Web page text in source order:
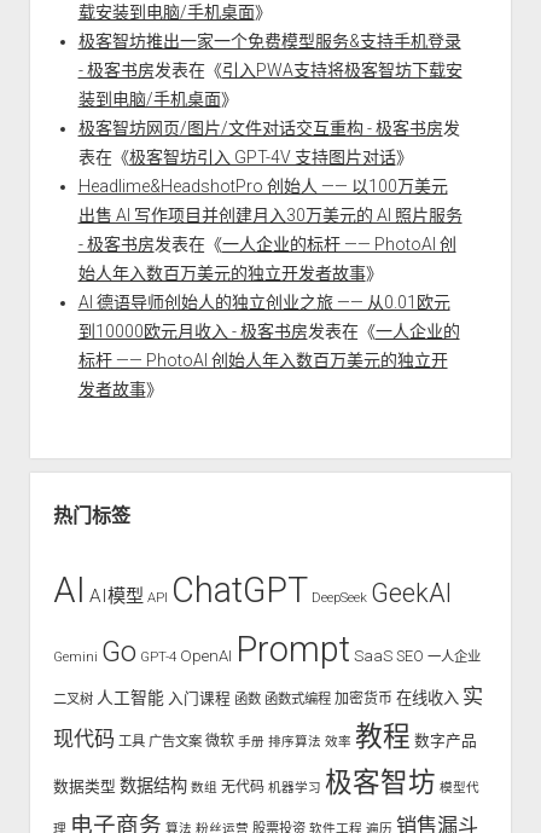
载安装到电脑/手机桌面》
极客智坊推出一家一个免费模型服务&支持手机登录
- 极客书房发表在《引入PWA支持将极客智坊下载安
装到电脑/手机桌面》
极客智坊网页/图片/文件对话交互重构 - 极客书房发
表在《极客智坊引入 GPT-4V 支持图片对话》
Headlime&HeadshotPro 创始人 —— 以100万美元
出售 AI 写作项目并创建月入30万美元的 AI 照片服务
- 极客书房发表在《一人企业的标杆 —— PhotoAI 创
始人年入数百万美元的独立开发者故事》
AI 德语导师创始人的独立创业之旅 —— 从0.01欧元
到10000欧元月收入 - 极客书房发表在《一人企业的
标杆 —— PhotoAI 创始人年入数百万美元的独立开
发者故事》
热门标签
AI AI模型 API ChatGPT DeepSeek GeekAI
Gemini Go GPT-4 OpenAI Prompt SaaS SEO 一人企业
二叉树 人工智能 入门课程 函数 函数式编程 加密货币 在线收入 实
现代码 工具 广告文案 微软 手册 排序算法 效率 教程 数字产品
数据类型 数据结构 数组 无代码 机器学习 极客智坊 模型代
理 电子商务 算法 粉丝运营 股票投资 软件工程 遍历 销售漏斗